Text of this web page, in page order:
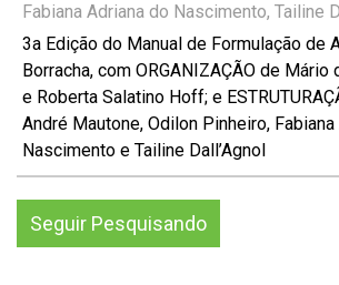
Fabiana Adriana do Nascimento, Tailine
3a Edição do Manual de Formulação de
Borracha, com ORGANIZAÇÃO de
e Roberta Salatino Hoff; e
André Mautone, Odilon Pinheiro,
Nascimento e Tailine Dall’Agnol
Seguir Pesquisando